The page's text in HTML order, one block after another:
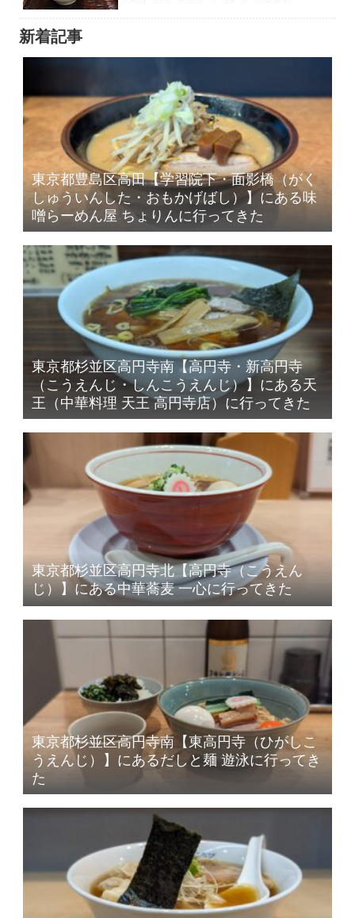
新着記事
東京都豊島区高田【学習院下・面影橋（がく
しゅういんした・おもかげばし）】にある味
噌らーめん屋 ちょりんに行ってきた
東京都杉並区高円寺南【高円寺・新高円寺
（こうえんじ・しんこうえんじ）】にある天
王（中華料理 天王 高円寺店）に行ってきた
東京都杉並区高円寺北【高円寺（こうえん
じ）】にある中華蕎麦 一心に行ってきた
東京都杉並区高円寺南【東高円寺（ひがしこ
うえんじ）】にあるだしと麺 遊泳に行ってき
た